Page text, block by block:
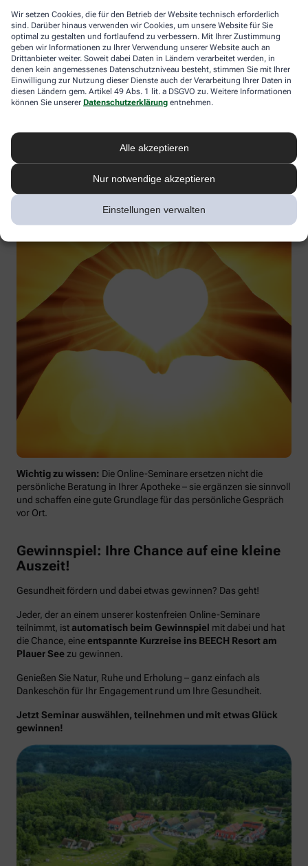
Wir setzen Cookies, die für den Betrieb der Website technisch erforderlich
sind. Darüber hinaus verwenden wir Cookies, um unsere Website für Sie
optimal zu gestalten und fortlaufend zu verbessern. Mit Ihrer Zustimmung
geben wir Informationen zu Ihrer Verwendung unserer Website auch an
Drittanbieter weiter. Soweit dabei Daten in Ländern verarbeitet werden, in
denen kein angemessenes Datenschutzniveau besteht, stimmen Sie mit Ihrer
Einwilligung zur Nutzung dieser Dienste auch der Verarbeitung Ihrer Daten in
diesen Ländern gem. Artikel 49 Abs. 1 lit. a DSGVO zu. Weitere Informationen
können Sie unserer Datenschutzerklärung entnehmen.
Alle akzeptieren
Nur notwendige akzeptieren
Einstellungen verwalten
Vitamin D – Möglichkeiten in der Prävention und
Therapieergänzung
Gesundheitswirkung verstehen und Vitamin-D-Mangel aktiv
vorbeugen
Wichtig zu wissen: Die Online-Seminare ersetzen nicht die
persönliche Beratung in Ihrer Apotheke – sie ergänzen sie sinnvoll
und schaffen eine gute Grundlage für das persönliche Gespräch
vor Ort.
Gewinnspiel: Ihre Chance auf eine kleine
Auszeit!
Gesundheit fördern und dabei etwas gewinnen? Das geht!
Jeder, der an einem unserer kostenfreien Online-Seminare
teilnimmt, istautomatisch beim Gewinnspiel mit dabei und hat
die Chance, eineentspannte Kurzreise ins BEECH Resort am
Plauer Seezu gewinnen.
Genießen Sie Natur, Ruhe und Erholung – ganz einfach als
Dankeschön für Ihr Engagement rund um Ihre Gesundheit.
Jetzt Seminar auswählen, teilnehmen und mit etwas Glück
gewinnen!